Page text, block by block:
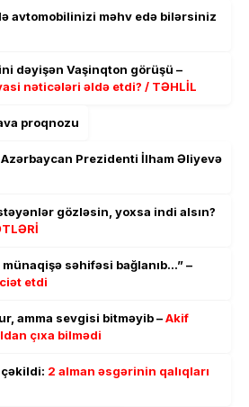
avtomobilinizi məhv edə bilərsiniz
dəyişən Vaşinqton görüşü –
nəticələri əldə etdi? / TƏHLİL
proqnozu
Prezidenti İlham Əliyevə
gözləsin, yoxsa indi alsın?
səhifəsi bağlanıb…” –
etdi
amma sevgisi bitməyib –Akif
çıxa bilmədi
çəkildi: 2 alman əsgərinin qalıqları